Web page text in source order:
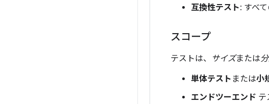
互換性テスト: すべ
スコープ
テストは、 サイズまたは
単体テスト または小
エンドツーエンド テ